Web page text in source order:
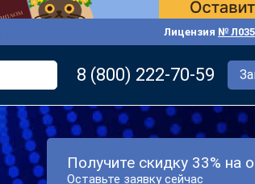
Лицензия №
8 (800) 222-70-59
Получите скидку 33% на
Оставьте заявку сейчас